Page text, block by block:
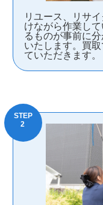
リユース、リサ
けながら作業し
るものが事前に
いたします。買
ていただきます。